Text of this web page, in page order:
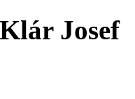
Klár Josef